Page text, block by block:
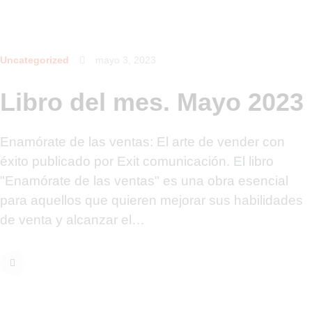
Uncategorized mayo 3, 2023
Libro del mes. Mayo 2023
Enamórate de las ventas: El arte de vender con
éxito publicado por Exit comunicación. El libro
"Enamórate de las ventas" es una obra esencial
para aquellos que quieren mejorar sus habilidades
de venta y alcanzar el…